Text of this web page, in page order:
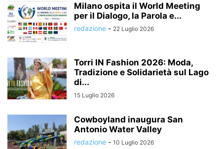
Milano ospita il World Meeting
per il Dialogo, la Parola e...
redazione - 22 Luglio 2026
Torri IN Fashion 2026: Moda,
Tradizione e Solidarietà sul Lago
di...
15 Luglio 2026
Cowboyland inaugura San
Antonio Water Valley
redazione - 10 Luglio 2026